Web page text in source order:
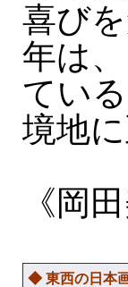
喜び
年は
てい
境地
《岡
◆ 東西の日本